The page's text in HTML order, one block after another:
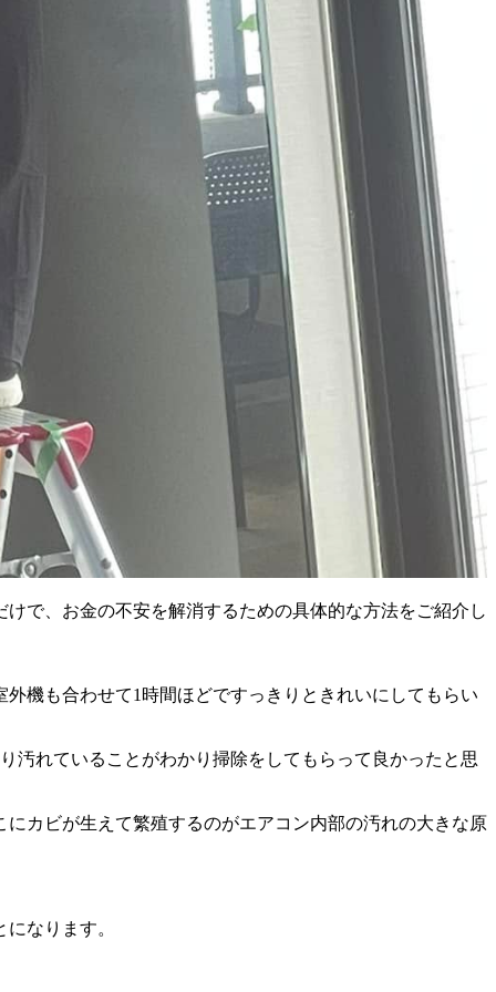
で、お金の不安を解消するための具体的な方法をご紹介し
機も合わせて1時間ほどですっきりときれいにしてもらい
汚れていることがわかり掃除をしてもらって良かったと思
カビが生えて繁殖するのがエアコン内部の汚れの大きな原
なります。